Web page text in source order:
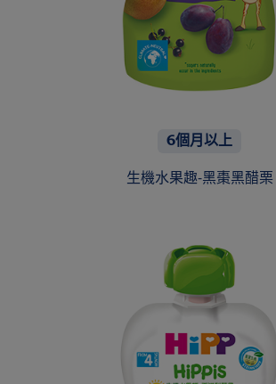
6個月以上
生機水果趣-黑棗黑醋栗